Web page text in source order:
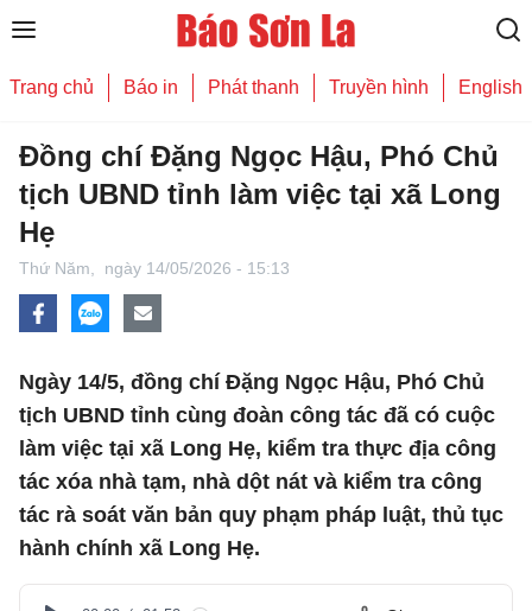
Trang chủ Báo in Phát thanh Truyền hình English
Đồng chí Đặng Ngọc Hậu, Phó Chủ
tịch UBND tỉnh làm việc tại xã Long
Hẹ
Thứ Năm, ngày 14/05/2026 - 15:13
Ngày 14/5, đồng chí Đặng Ngọc Hậu, Phó Chủ
tịch UBND tỉnh cùng đoàn công tác đã có cuộc
làm việc tại xã Long Hẹ, kiểm tra thực địa công
tác xóa nhà tạm, nhà dột nát và kiểm tra công
tác rà soát văn bản quy phạm pháp luật, thủ tục
hành chính xã Long Hẹ.